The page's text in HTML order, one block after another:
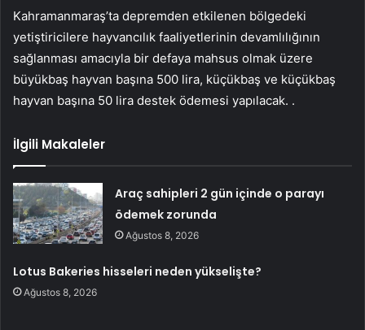
Kahramanmaraş’ta depremden etkilenen bölgedeki
yetiştiricilere hayvancılık faaliyetlerinin devamlılığının
sağlanması amacıyla bir defaya mahsus olmak üzere
büyükbaş hayvan başına 500 lira, küçükbaş ve küçükbaş
hayvan başına 50 lira destek ödemesi yapılacak. .
İlgili Makaleler
Araç sahipleri 2 gün içinde o parayı
ödemek zorunda
Ağustos 8, 2026
Lotus Bakeries hisseleri neden yükselişte?
Ağustos 8, 2026